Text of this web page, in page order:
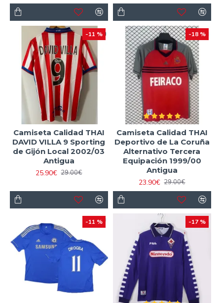
-11 %
Camiseta Calidad THAI
DAVID VILLA 9 Sporting
de Gijón Local 2002/03
Antigua
25.90€ 29.00€
-18 %
Camiseta Calidad THAI
Deportivo de La Coruña
Alternativo Tercera
Equipación 1999/00
Antigua
23.90€ 29.00€
-11 % -17 %